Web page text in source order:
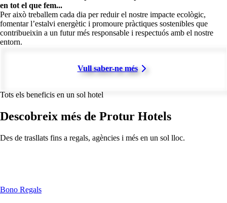
en tot el que fem...
Per això treballem cada dia per reduir el nostre impacte ecològic,
fomentar l’estalvi energètic i promoure pràctiques sostenibles que
contribueixin a un futur més responsable i respectuós amb el nostre
entorn.
Vull saber-ne més
Tots els beneficis en un sol hotel
Descobreix més de Protur Hotels
Des de trasllats fins a regals, agències i més en un sol lloc.
Bono Regals